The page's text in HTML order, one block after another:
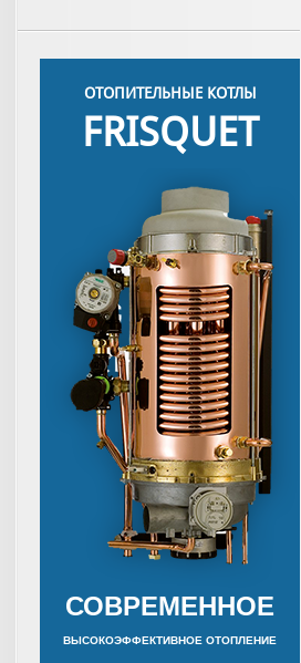
ОТОПИТЕЛЬНЫЕ КОТЛЫ
FRISQUET
СОВРЕМЕННОЕ
ВЫСОКОЭФФЕКТИВНОЕ ОТОПЛЕНИЕ